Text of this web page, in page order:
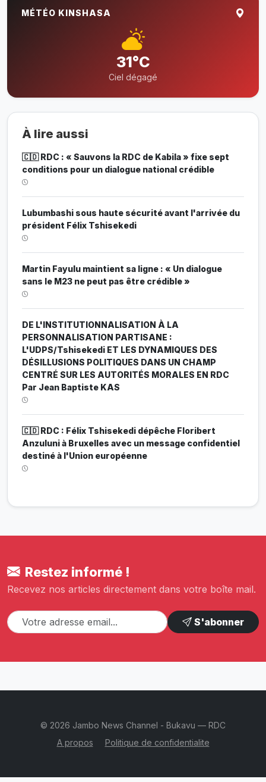
MÉTÉO KINSHASA
31°C
Ciel dégagé
À lire aussi
🇨🇩 RDC : « Sauvons la RDC de Kabila » fixe sept
conditions pour un dialogue national crédible
Lubumbashi sous haute sécurité avant l'arrivée du
président Félix Tshisekedi
Martin Fayulu maintient sa ligne : « Un dialogue
sans le M23 ne peut pas être crédible »
DE L'INSTITUTIONNALISATION À LA
PERSONNALISATION PARTISANE :
L'UDPS/Tshisekedi ET LES DYNAMIQUES DES
DÉSILLUSIONS POLITIQUES DANS UN CHAMP
CENTRÉ SUR LES AUTORITÉS MORALES EN RDC
Par Jean Baptiste KAS
🇨🇩 RDC : Félix Tshisekedi dépêche Floribert
Anzuluni à Bruxelles avec un message confidentiel
destiné à l'Union européenne
Restez informé !
Recevez nos articles directement dans votre boîte mail.
S'abonner
© 2026 Jambo News Channel - Bukavu — RDC
A propos
Politique de confidentialite